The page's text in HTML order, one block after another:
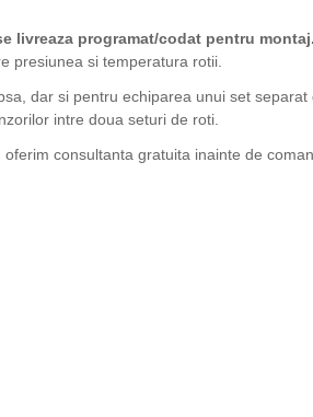
livreaza programat/codat pentru montaj.
presiunea si temperatura rotii.
dar si pentru echiparea unui set
intre doua seturi de roti.
consultanta gratuita inainte de